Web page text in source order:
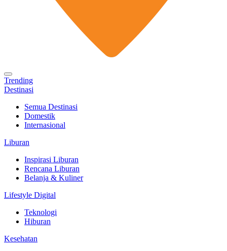
Trending
Destinasi
Semua Destinasi
Domestik
Internasional
Liburan
Inspirasi Liburan
Rencana Liburan
Belanja & Kuliner
Lifestyle Digital
Teknologi
Hiburan
Kesehatan